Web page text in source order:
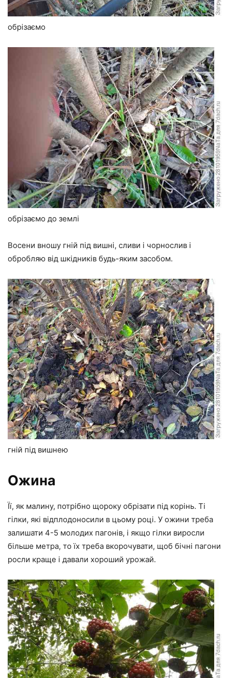
обрізаємо
обрізаємо до землі
Восени вношу гній під вишні, сливи і чорнослив і
обробляю від шкідників будь-яким засобом.
гній під вишнею
Ожина
Її, як малину, потрібно щороку обрізати під корінь. Ті
гілки, які відплодоносили в цьому році. У ожини треба
залишати 4-5 молодих пагонів, і якщо гілки виросли
більше метра, то їх треба вкорочувати, щоб бічні пагони
росли краще і давали хороший урожай.